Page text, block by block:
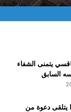
يتمنى الشفاء
السابق
يتلقى دعوة من